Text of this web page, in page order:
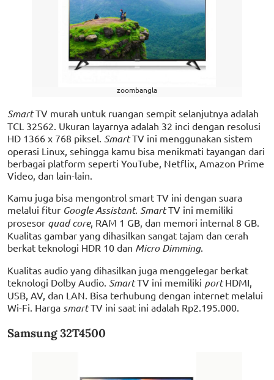
zoombangla
SmartTV murah untuk ruangan sempit selanjutnya adalah
TCL 32S62. Ukuran layarnya adalah 32 inci dengan resolusi
HD 1366 x 768 piksel. SmartTV ini menggunakan sistem
operasi Linux, sehingga kamu bisa menikmati tayangan dari
berbagai platform seperti YouTube, Netflix, Amazon Prime
Video, dan lain-lain.
Kamu juga bisa mengontrol smart TV ini dengan suara
melalui fitur Google Assistant. SmartTV ini memiliki
prosesor quad core, RAM 1 GB, dan memori internal 8 GB.
Kualitas gambar yang dihasilkan sangat tajam dan cerah
berkat teknologi HDR 10 dan Micro Dimming.
Kualitas audio yang dihasilkan juga menggelegar berkat
teknologi Dolby Audio. SmartTV ini memiliki portHDMI,
USB, AV, dan LAN. Bisa terhubung dengan internet melalui
Wi-Fi. Harga smartTV ini saat ini adalah Rp2.195.000.
Samsung 32T4500